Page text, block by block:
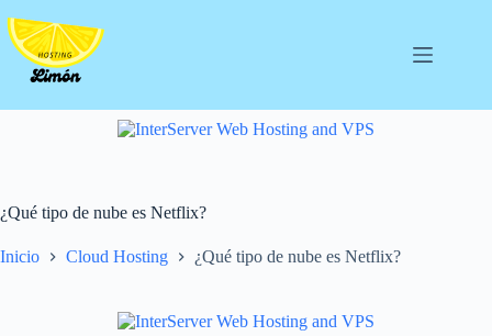
al
contenido
¿Qué tipo de nube es Netflix?
Inicio Cloud Hosting ¿Qué tipo de nube es Netflix?